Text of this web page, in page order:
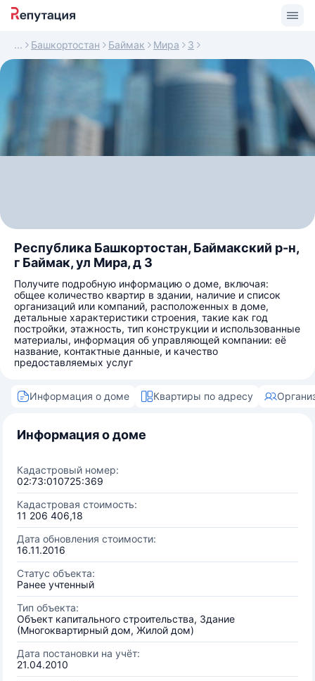
Башкортостан Баймак Мира 3
Республика Башкортостан, Баймакский р-н,
г Баймак, ул Мира, д 3
Получите подробную информацию о доме, включая:
общее количество квартир в здании, наличие и список
организаций или компаний, расположенных в доме,
детальные характеристики строения, такие как год
постройки, этажность, тип конструкции и использованные
материалы, информация об управляющей компании: её
название, контактные данные, и качество
предоставляемых услуг
Информация о доме Квартиры по адресу
Информация о доме
Кадастровый номер:
02:73:010725:369
Кадастровая стоимость:
11 206 406,18
Дата обновления стоимости:
16.11.2016
Статус объекта:
Ранее учтенный
Тип объекта:
Объект капитального строительства, Здание
(Многоквартирный дом, Жилой дом)
Дата постановки на учёт:
21.04.2010